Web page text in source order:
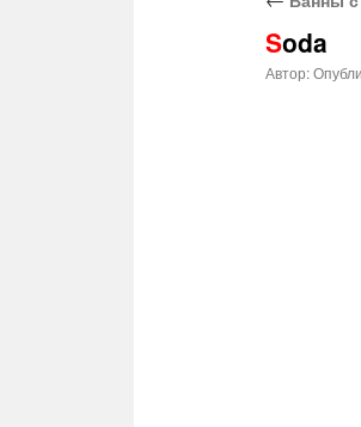
Soda
Автор: